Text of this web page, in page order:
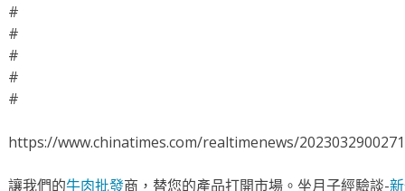
#
#
#
#
#
https://www.chinatimes.com/realtimenews/
讓我們的牛肉批發商，替您的產品打開市場。坐月子經驗談-